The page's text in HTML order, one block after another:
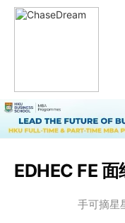
EDHEC FE
手可摘星